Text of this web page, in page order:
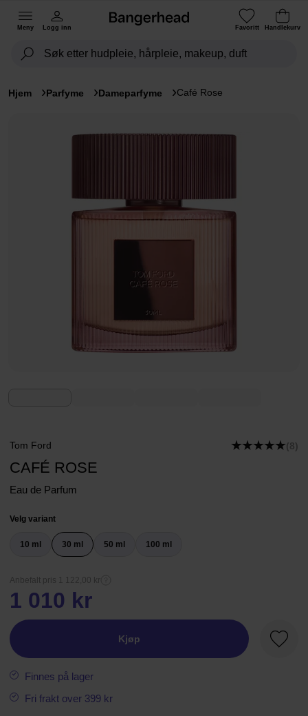
Meny Logg inn Favoritt Handlekurv
Hjem Parfyme Dameparfyme Café Rose
Tom Ford (8)
CAFÉ ROSE
Eau de Parfum
Velg variant
10 ml 30 ml 50 ml 100 ml
Anbefalt pris 1 122,00 kr
1 010 kr
Kjøp
Finnes på lager
Fri frakt over 399 kr